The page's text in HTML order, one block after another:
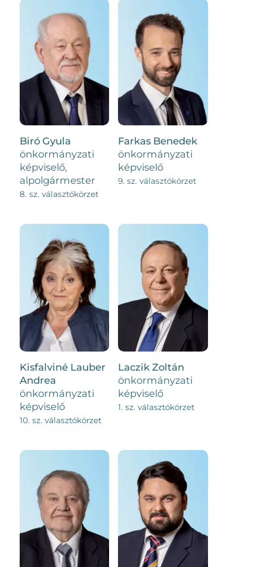
Biró Gyula
önkormányzati
képviselő,
alpolgármester
8. sz. választókörzet
Farkas Benedek
önkormányzati
képviselő
9. sz. választókörzet
Kisfalviné Lauber
Andrea
önkormányzati
képviselő
10. sz. választókörzet
Laczik Zoltán
önkormányzati
képviselő
1. sz. választókörzet